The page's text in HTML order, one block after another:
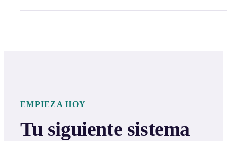
EMPIEZA HOY
Tu siguiente sistema